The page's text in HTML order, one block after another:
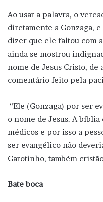
Ao usar a palavra, o
diretamente a Gonzaga,
dizer que ele faltou com
ainda se mostrou
nome de Jesus Cristo, de
comentário feito pela
“Ele (Gonzaga) por ser
o nome de Jesus. A
médicos e por isso a
ser evangélico não
Garotinho, também
Bate boca